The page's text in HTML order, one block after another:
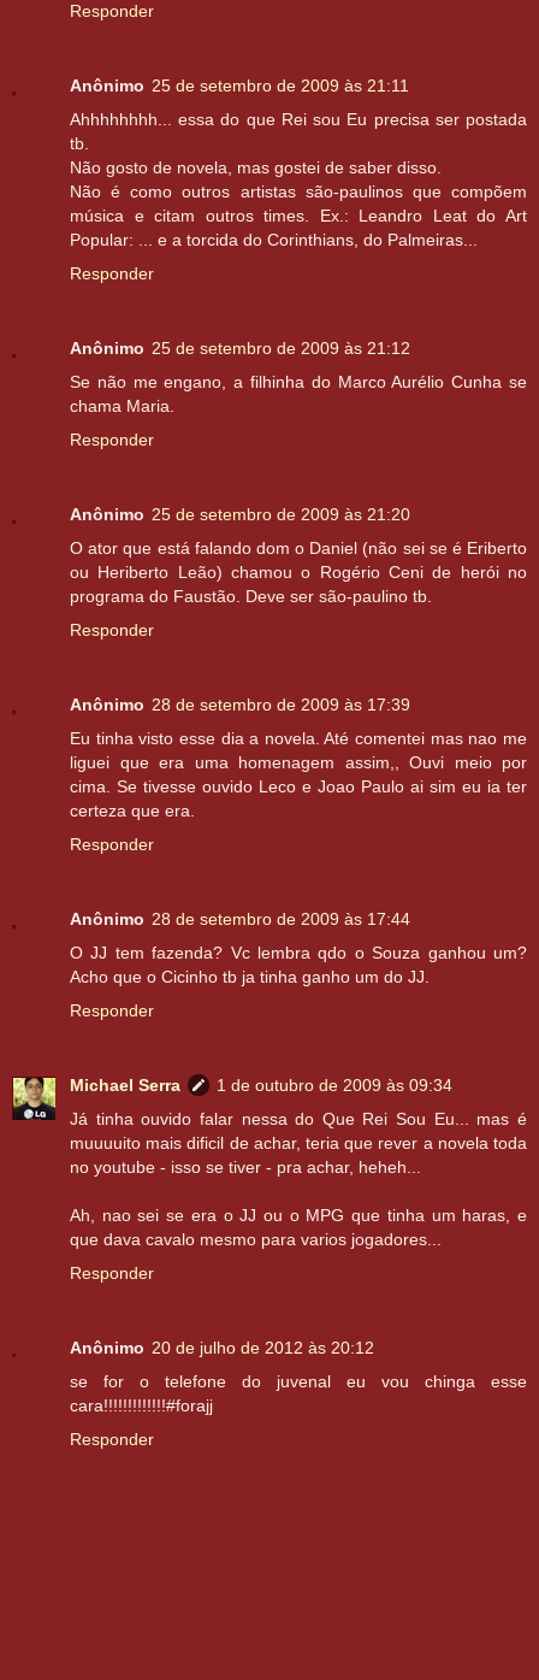
Responder
Anônimo 25 de setembro de 2009 às 21:11
Ahhhhhhhh... essa do que Rei sou Eu precisa ser postada
tb.
Não gosto de novela, mas gostei de saber disso.
Não é como outros artistas são-paulinos que compõem
música e citam outros times. Ex.: Leandro Leat do Art
Popular: ... e a torcida do Corinthians, do Palmeiras...
Responder
Anônimo 25 de setembro de 2009 às 21:12
Se não me engano, a filhinha do Marco Aurélio Cunha se
chama Maria.
Responder
Anônimo 25 de setembro de 2009 às 21:20
O ator que está falando dom o Daniel (não sei se é Eriberto
ou Heriberto Leão) chamou o Rogério Ceni de herói no
programa do Faustão. Deve ser são-paulino tb.
Responder
Anônimo 28 de setembro de 2009 às 17:39
Eu tinha visto esse dia a novela. Até comentei mas nao me
liguei que era uma homenagem assim,, Ouvi meio por
cima. Se tivesse ouvido Leco e Joao Paulo ai sim eu ia ter
certeza que era.
Responder
Anônimo 28 de setembro de 2009 às 17:44
O JJ tem fazenda? Vc lembra qdo o Souza ganhou um?
Acho que o Cicinho tb ja tinha ganho um do JJ.
Responder
Michael Serra
1 de outubro de 2009 às 09:34
Já tinha ouvido falar nessa do Que Rei Sou Eu... mas é
muuuuito mais dificil de achar, teria que rever a novela toda
no youtube - isso se tiver - pra achar, heheh...
Ah, nao sei se era o JJ ou o MPG que tinha um haras, e
que dava cavalo mesmo para varios jogadores...
Responder
Anônimo 20 de julho de 2012 às 20:12
se for o telefone do juvenal eu vou chinga esse
cara!!!!!!!!!!!!!#forajj
Responder